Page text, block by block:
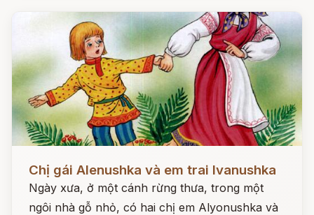
Chị gái Alenushka và em trai Ivanushka
Ngày xưa, ở một cánh rừng thưa, trong một
ngôi nhà gỗ nhỏ, có hai chị em Alyonushka và